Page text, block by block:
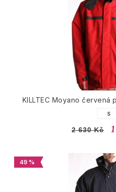
KILLTEC Moyano červená
S
2 630 Kč
49 %